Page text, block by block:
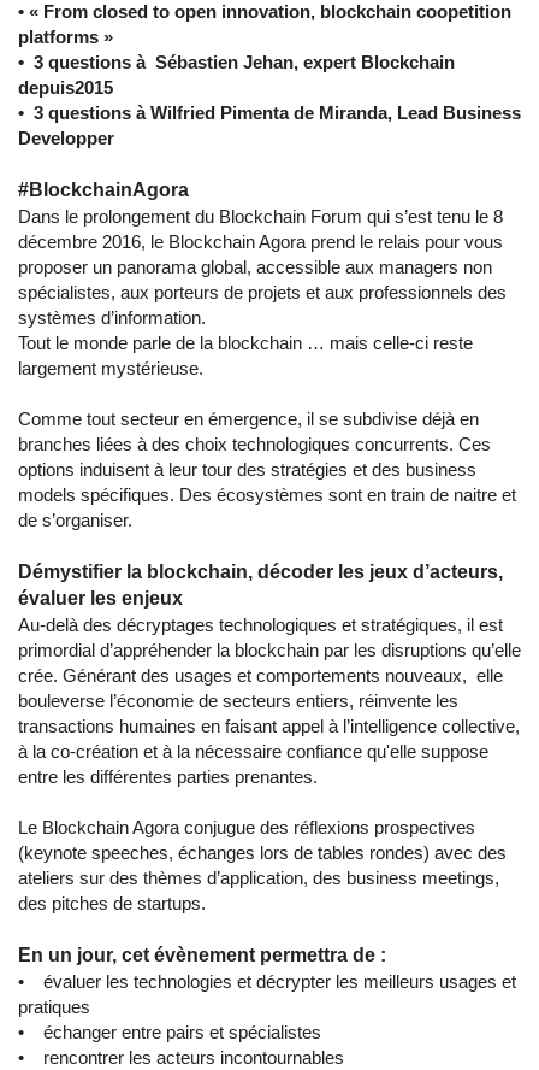
• « From closed to open innovation, blockchain coopetition
platforms »
• 3 questions à Sébastien Jehan, expert Blockchain
depuis2015
• 3 questions à Wilfried Pimenta de Miranda, Lead Business
Developper
#BlockchainAgora
Dans le prolongement du Blockchain Forum qui s’est tenu le 8
décembre 2016, le Blockchain Agora prend le relais pour vous
proposer un panorama global, accessible aux managers non
spécialistes, aux porteurs de projets et aux professionnels des
systèmes d’information.
Tout le monde parle de la blockchain … mais celle-ci reste
largement mystérieuse.
Comme tout secteur en émergence, il se subdivise déjà en
branches liées à des choix technologiques concurrents. Ces
options induisent à leur tour des stratégies et des business
models spécifiques. Des écosystèmes sont en train de naitre et
de s’organiser.
Démystifier la blockchain, décoder les jeux d’acteurs,
évaluer les enjeux
Au-delà des décryptages technologiques et stratégiques, il est
primordial d’appréhender la blockchain par les disruptions qu’elle
crée. Générant des usages et comportements nouveaux, elle
bouleverse l’économie de secteurs entiers, réinvente les
transactions humaines en faisant appel à l’intelligence collective,
à la co-création et à la nécessaire confiance qu'elle suppose
entre les différentes parties prenantes.
Le Blockchain Agora conjugue des réflexions prospectives
(keynote speeches, échanges lors de tables rondes) avec des
ateliers sur des thèmes d’application, des business meetings,
des pitches de startups.
En un jour, cet évènement permettra de :
• évaluer les technologies et décrypter les meilleurs usages et
pratiques
• échanger entre pairs et spécialistes
• rencontrer les acteurs incontournables